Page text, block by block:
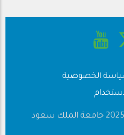
الخصوصية